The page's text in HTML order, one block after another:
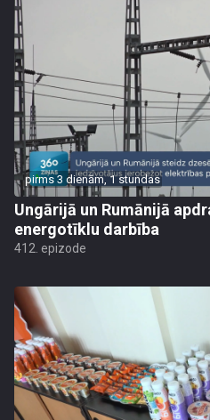
pirms 3 dienām, 1 stundas
Ungārijā un Rumānijā
energotīklu darbība
412. epizode